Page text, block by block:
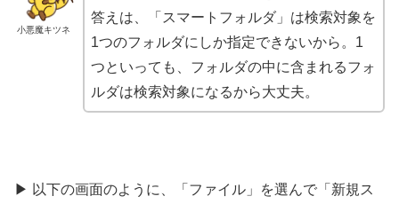
小悪魔キツネ
答えは、「スマートフォルダ」は検索対象を
1つのフォルダにしか指定できないから。1
つといっても、フォルダの中に含まれるフォ
ルダは検索対象になるから大丈夫。
▶ 以下の画面のように、「ファイル」を選んで「新規ス